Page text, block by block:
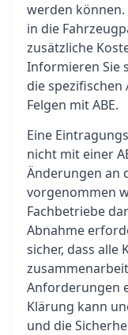
werden können.
in die
zusätzliche
Informieren Sie
die
Felgen mit ABE.
Eine
nicht mit einer
Änderungen an
vorgenommen
Fachbetriebe
Abnahme
sicher, dass alle
Anforderungen
Klärung kann
und die